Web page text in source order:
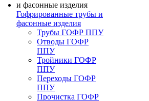
Гофрированные трубы и
фасонные изделия
Трубы ГОФР ППУ
Отводы ГОФР
ППУ
Тройники ГОФР
ППУ
Переходы ГОФР
ППУ
Прочистка ГОФР